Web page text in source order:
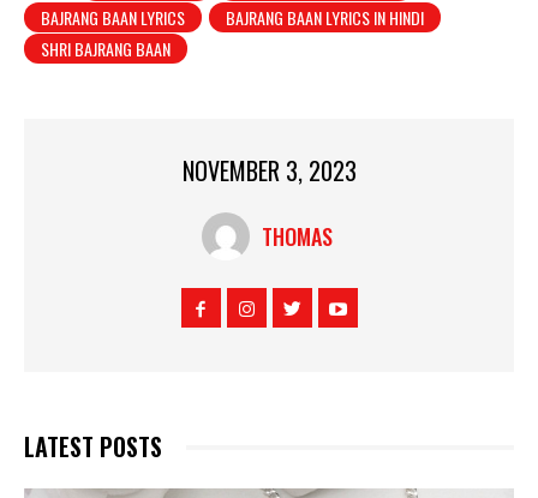
BAJRANG BAAN LYRICS
BAJRANG BAAN LYRICS IN HINDI
SHRI BAJRANG BAAN
NOVEMBER 3, 2023
THOMAS
LATEST POSTS